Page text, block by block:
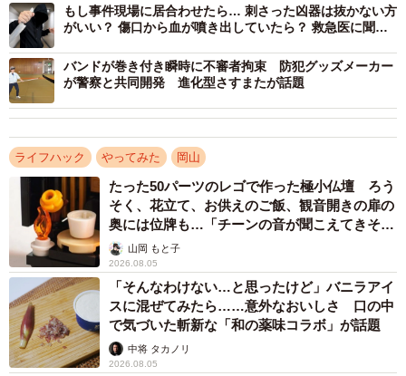
2/2
いざという時の護身術
春から1人暮らしを始め、夜道や在宅中の不安から参加し
た心理学部1年の女子学生（18）は「簡単そうに見えて難し
かった。事前に知って備えておくことで少しだけ安心でき
そう」と話した。
2024年に県警に寄せられた女性への声かけなど不審者情
報は361件。このうち8割の293件は1人でいる時だった。時
間帯は「午後8時～午前0時」が全体の3割を占める。
データから1人でいるときこそ注意が必要と思いがちだ
が、実は人混みや公共交通機関の中にも見落としがちな危
険が潜んでいる。電車やバスの2人がけ席の窓際は、自然に
もし事件現場に居合わせたら… 刺さった凶器は抜かない方
がいい？ 傷口から血が噴き出していたら？ 救急医に聞い
バンドが巻き付き瞬時に不審者拘束 防犯グッズメーカー
が警察と共同開発 進化型さすまたが話題
ライフハック やってみた 岡山
たった50パーツのレゴで作った極小仏壇 ろう
そく、花立て、お供えのご飯、観音開きの扉の
奥には位牌も…「チーンの音が聞こえてきそ
う」山岡 もと子
2026.08.05
「そんなわけない…と思ったけど」バニラアイ
スに混ぜてみたら……意外なおいしさ 口の中
で気づいた斬新な「和の薬味コラボ」が話題
中将 タカノリ
2026.08.05